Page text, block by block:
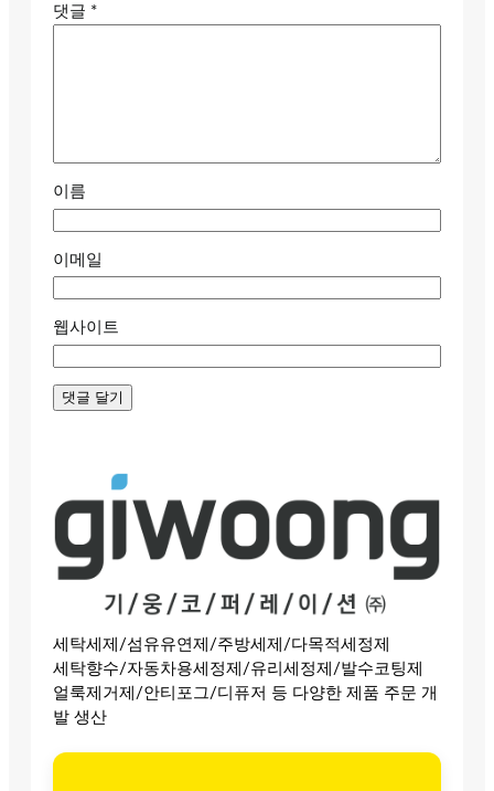
댓글 *
이름
이메일
웹사이트
세탁세제/섬유유연제/주방세제/다목적세정제
세탁향수/자동차용세정제/유리세정제/발수코팅제
얼룩제거제/안티포그/디퓨저 등 다양한 제품 주문 개
발 생산